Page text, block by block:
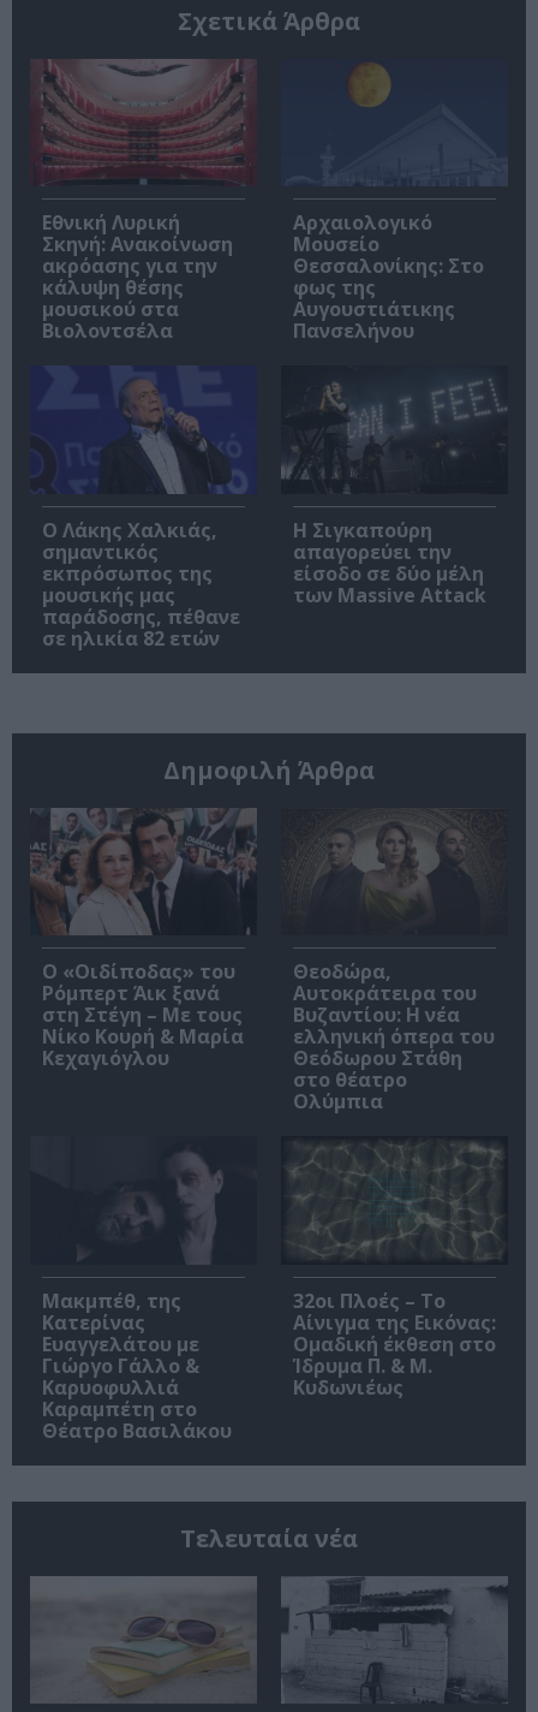
Σχετικά Άρθρα
Εθνική Λυρική
Σκηνή: Ανακοίνωση
ακρόασης για την
κάλυψη θέσης
μουσικού στα
Βιολοντσέλα
Αρχαιολογικό
Μουσείο
Θεσσαλονίκης: Στο
φως της
Αυγουστιάτικης
Πανσελήνου
Ο Λάκης Χαλκιάς,
σημαντικός
εκπρόσωπος της
μουσικής μας
παράδοσης, πέθανε
σε ηλικία 82 ετών
Η Σιγκαπούρη
απαγορεύει την
είσοδο σε δύο μέλη
των Massive Attack
Δημοφιλή Άρθρα
O «Οιδίποδας» του
Ρόμπερτ Άικ ξανά
στη Στέγη – Με τους
Νίκο Κουρή & Μαρία
Κεχαγιόγλου
Θεοδώρα,
Αυτοκράτειρα του
Βυζαντίου: Η νέα
ελληνική όπερα του
Θεόδωρου Στάθη
στο θέατρο
Ολύμπια
Μακμπέθ, της
Κατερίνας
Ευαγγελάτου με
Γιώργο Γάλλο &
Καρυοφυλλιά
Καραμπέτη στο
Θέατρο Βασιλάκου
32οι Πλοές – Το
Αίνιγμα της Εικόνας:
Ομαδική έκθεση στο
Ίδρυμα Π. & Μ.
Κυδωνιέως
Τελευταία νέα